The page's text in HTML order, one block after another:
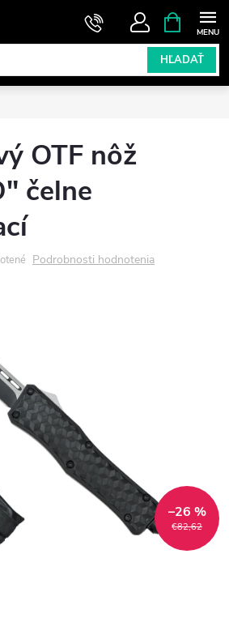
HĽADAŤ
KOŠÍK
OTF nôž
čelne
Podrobnosti hodnotenia
€82,62
–26 %